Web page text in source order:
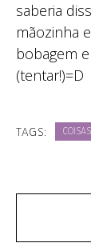
saberia
mãozinha
bobagem
(tentar!)=D
TAGS: